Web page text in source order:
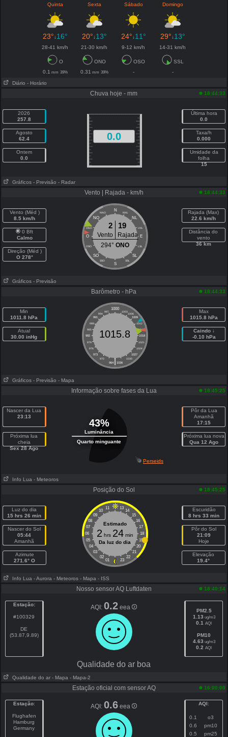
Quinta
Sexta Sábado Domingo
23°↓16° 20°↓13° 24°↓11° 29°↓13°
28-41 km/h 21-30 km/h 9-12 km/h 14-31 km/h
O ONO OSO
SSL
0.1 mm 39% 0.31 mm 39% -
-
Diário - Horário
Chuva hoje - mm 18:44:33
2026
257.8
Agosto
62.4
Ontem
0.0
0.0
Última hora
0.0
Taxa/h
0.000
Umidade da
folha
15
Gráficos - Previsão - Radar
Vento | Rajada - km/h 18:44:33
Vento (Méd )
8.5 km/h
0 Bft
Calmo
Direção (Méd )
O 278°
N
NNO NNL
NO NL
ONO LNL
O E
OSO LSL
SO SL
SSO SSL
S
2 19
Vento
Rajada
294° ONO
Rajada (Max)
22.6 km/h
Distância do
vento
36 km
Gráficos - Previsão
Barômetro - hPa 18:44:33
Min
1011.8 hPa
Atual
30.00 inHg
1000
997 1003
994
1006
991
1009
988
1012
985
1015
982
1018
979
1021
976
1024
973
1027
970
1030
|
964 1036
1015.8
Max
1015.8 hPa
Caindo ↓
-0.10 hPa
Gráficos - Previsão - Mapa
Informação sobre fases da Lua 18:45:25
Nascer da Lua
23:13
Próxima lua
cheia
Sex 28 Ago
43%
Luminância
Quarto minguante
Pôr da Lua
Amanhã
17:15
Próxima lua nova
Qua 12 Ago
Perseids
Info Lua - Meteoros
Posição do Sol 18:45:25
Luz do dia
15 hrs 26 min
Nascer do Sol
05:44
Amanhã
Azimute
271.6° O
11 13
10
14
09
15
08
16
07
17
06
18
05
19
04
20
03
21
02
22
01 23
Estimado
2 hrs 24min
Da luz do dia
Escuridão
8 hrs 33 min
Pôr do Sol
21:09
Hoje
Elevação
19.4°
Info Lua - Aurora - Meteoros - Mapa - ISS
Nosso sensor AQ Luftdaten 18:40:14
Estação:
#100329
DE
(53.87,9.89)
AQI:0.2 eea
PM2.5
1.13 ug/m3
0.1 AQI
PM10
4.63 ug/m3
0.2 AQI
Qualidade do ar boa
Qualidade do ar - Mapa - Mapa-2
Estação oficial com sensor AQ 16:00:00
Estação:
Flughafen
Hamburg
Germany
AQI:0.6 eea AQI:
0.1
o3
0.6
pm10
0.5
pm25